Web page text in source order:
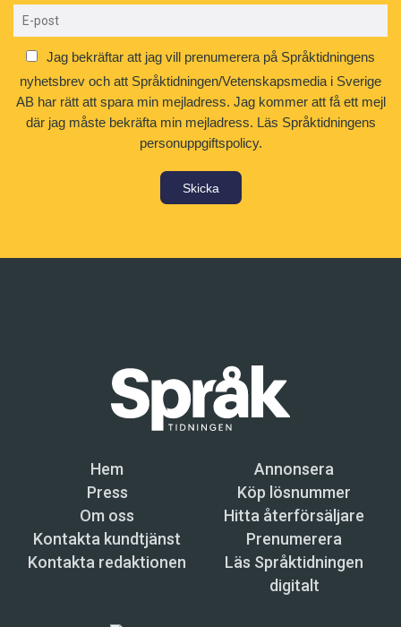
Jag bekräftar att jag vill prenumerera på Språktidningens
nyhetsbrev och att Språktidningen/Vetenskapsmedia i Sverige
AB har rätt att spara min mejladress. Jag kommer att få ett mejl
där jag måste bekräfta min mejladress. Läs Språktidningens
personuppgiftspolicy.
Skicka
Hem
Annonsera
Press
Köp lösnummer
Om oss
Hitta återförsäljare
Kontakta kundtjänst
Prenumerera
Kontakta redaktionen
Läs Språktidningen
digitalt